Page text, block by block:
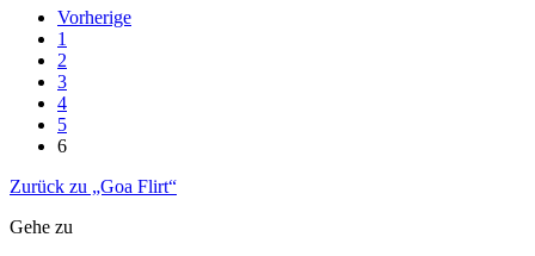
Vorherige
1
2
3
4
5
6
Zurück zu „Goa Flirt“
Gehe zu